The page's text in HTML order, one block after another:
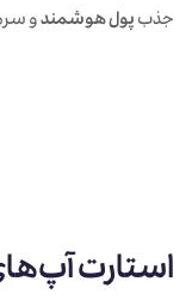
جذبپول هوشمندو
استارت